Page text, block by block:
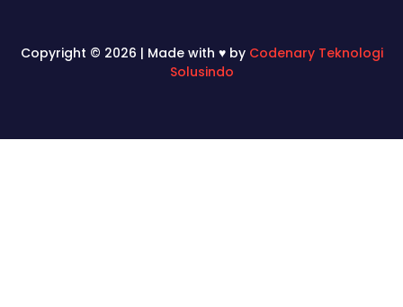
Copyright © 2026 | Made with ♥ by Codenary Teknologi
Solusindo